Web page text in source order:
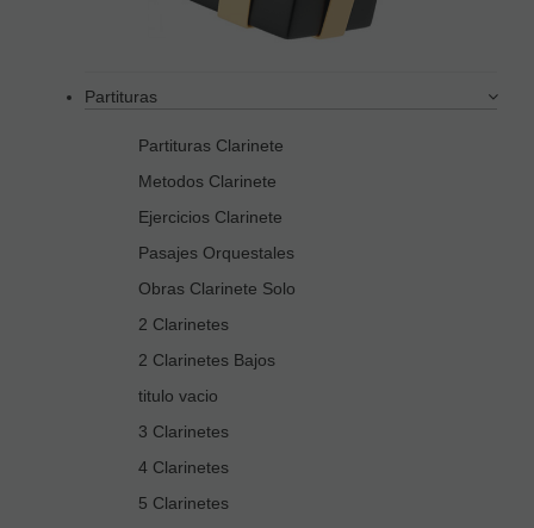
Partituras
Partituras Clarinete
Metodos Clarinete
Ejercicios Clarinete
Pasajes Orquestales
Obras Clarinete Solo
2 Clarinetes
2 Clarinetes Bajos
titulo vacio
3 Clarinetes
4 Clarinetes
5 Clarinetes